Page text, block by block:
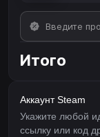
Итого
Аккаунт Steam
Укажите любой
ссылку или код